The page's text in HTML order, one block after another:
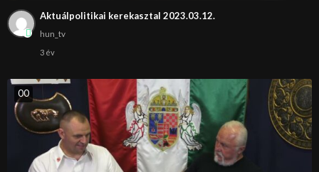
Aktuálpolitikai kerekasztal 2023.03.12.
hun_tv
3 év
00